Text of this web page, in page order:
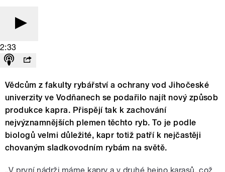
2:33
Vědcům z fakulty rybářství a ochrany vod Jihočeské
univerzity ve Vodňanech se podařilo najít nový způsob
produkce kapra. Přispějí tak k zachování
nejvýznamnějších plemen těchto ryb. To je podle
biologů velmi důležité, kapr totiž patří k nejčastěji
chovaným sladkovodním rybám na světě.